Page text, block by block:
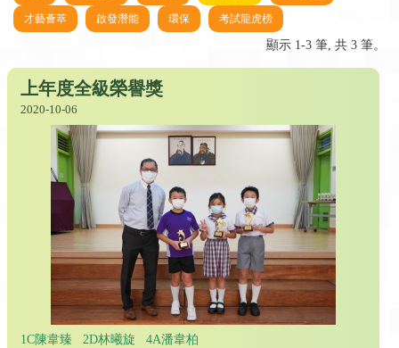
才藝薈萃 啟發潛能 環保 考試龍虎榜
顯示 1-3 筆, 共 3 筆。
上年度全級榮譽獎
2020-10-06
1C陳韋臻 2D林曦旋 4A潘韋柏